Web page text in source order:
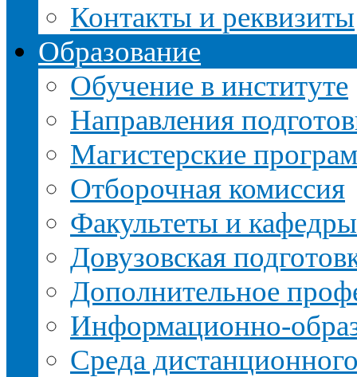
Контакты и реквизиты
Образование
Обучение в институте
Направления
Магистерские
Отборочная комиссия
Факультеты и кафедры
Довузовская
Дополнительное
Информационно-
Среда